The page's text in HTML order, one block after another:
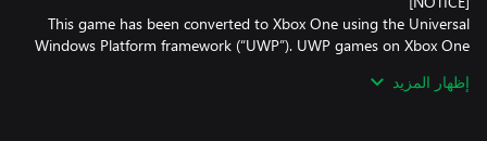
This game has been converted to Xbox One using the Universal
Windows Platform framework (“UWP”). UWP games on Xbox One
“Permission Needed” and asking you to grant certain permissions
إظهار المزيد